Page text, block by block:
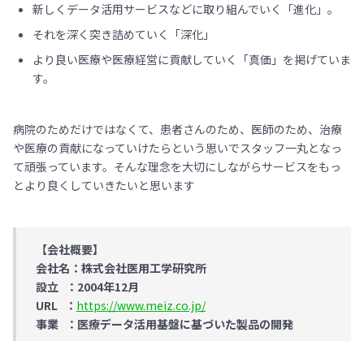
新しくデータ活用サービスなどに取り組んでいく「進化」。
それを深く突き詰めていく「深化」
より良い医療や医療経営に貢献していく「真価」を掲げていま
す。
病院のためだけではなくて、患者さんのため、医師のため、治療
や医療の貢献になっていけたらという思いでスタッフ一丸となっ
て頑張っています。そんな理念を大切にしながらサービスをもっ
とより良くしていきたいと思います
【会社概要】
会社名：株式会社医用工学研究所
設立 ：2004年12月
URL ： https://www.meiz.co.jp/
事業 ：医療データ活用基盤に基づいた製品の開発